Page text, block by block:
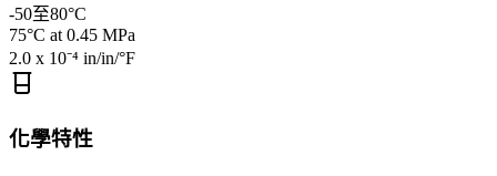
-50至80°C
75°C at 0.45 MPa
2.0 x 10⁻⁴ in/in/°F
化學特性